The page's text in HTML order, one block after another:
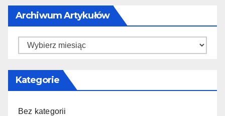
Archiwum Artykułów
Archiwum
Kategorie
Bez kategorii